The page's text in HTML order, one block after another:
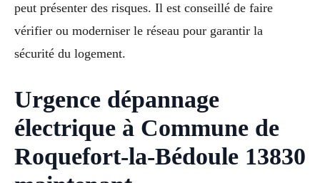
peut présenter des risques. Il est conseillé de faire
vérifier ou moderniser le réseau pour garantir la
sécurité du logement.
Urgence dépannage
électrique à Commune de
Roquefort-la-Bédoule 13830